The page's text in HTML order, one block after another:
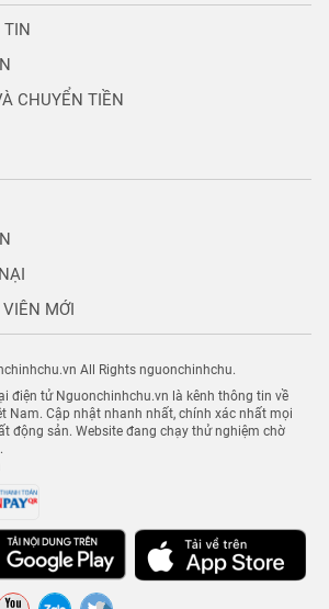
TIN
CHUYỂN TIỀN
MỚI
All Rights nguonchinhchu.
điện tử Nguonchinhchu.vn là kênh thông tin về
Nam. Cập nhật nhanh nhất, chính xác nhất mọi
động sản. Website đang chạy thử nghiệm chờ